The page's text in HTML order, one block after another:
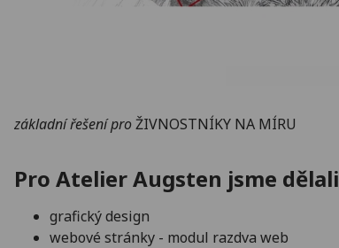
základní řešení proŽIVNOSTNÍKY NA MÍRU
Pro Atelier Augsten jsme dělali
grafický design
webové stránky - modul razdva web